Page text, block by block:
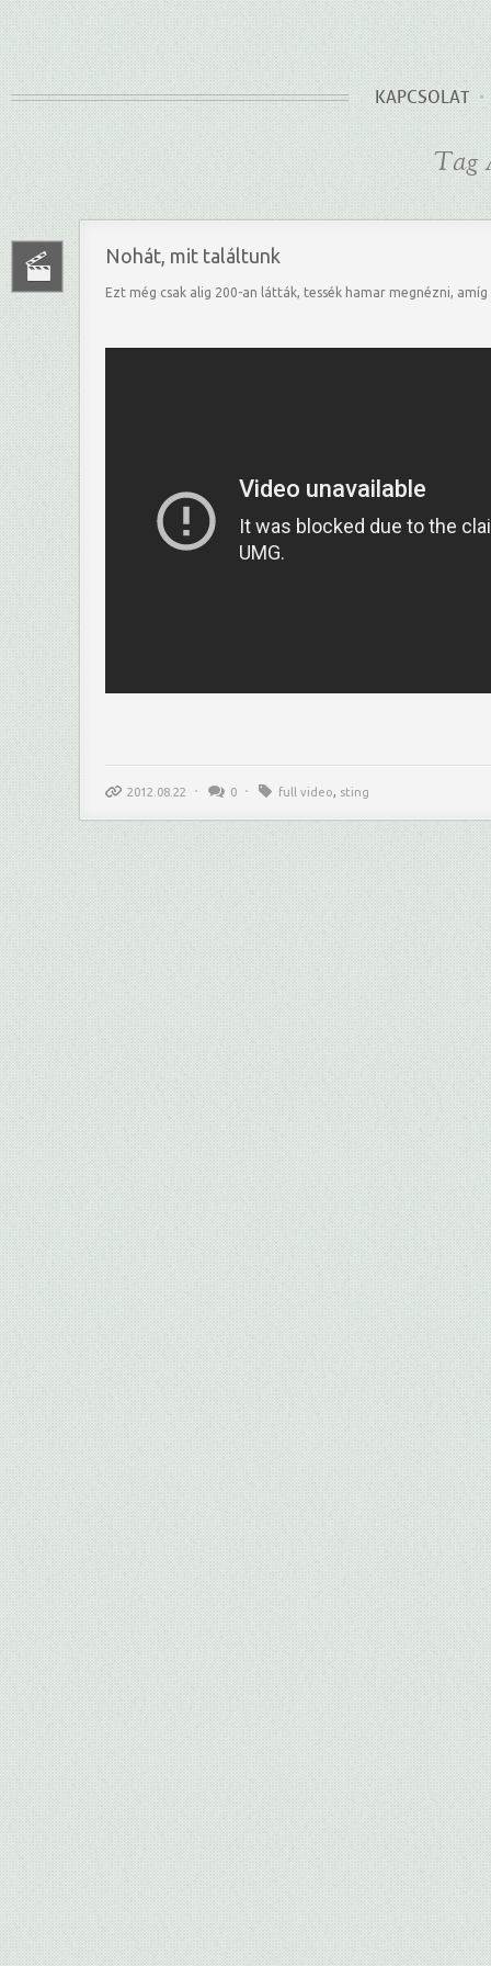
KAPCSOLAT
Tag
Nohát, mit találtunk
Ezt még csak alig 200-an látták, tessék hamar megnézni,
2012.08.22 0 full video, sting